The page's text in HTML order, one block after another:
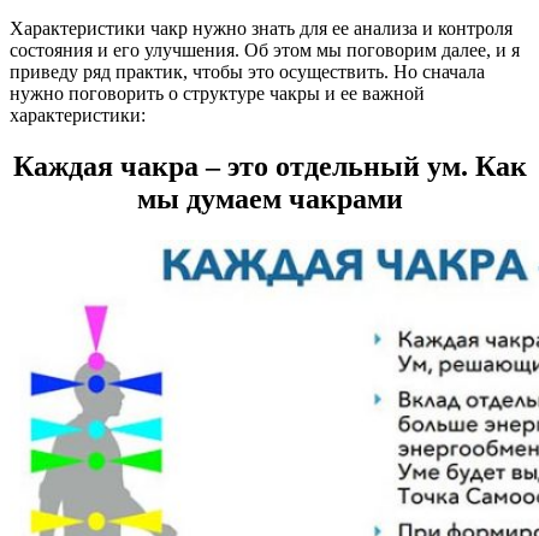
Характеристики чакр нужно знать для ее анализа и контроля
состояния и его улучшения. Об этом мы поговорим далее, и я
приведу ряд практик, чтобы это осуществить. Но сначала
нужно поговорить о структуре чакры и ее важной
характеристики:
Каждая чакра – это отдельный ум. Как
мы думаем чакрами